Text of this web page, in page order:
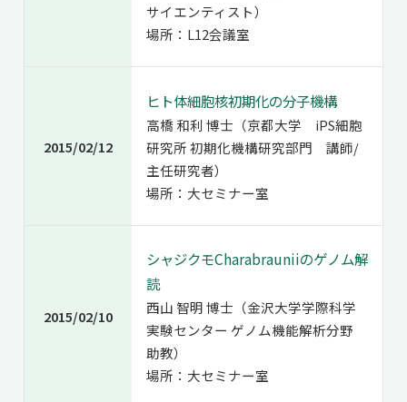
サイエンティスト）
場所：L12会議室
2015/02/12
ヒト体細胞核初期化の分子機構
高橋 和利 博士（京都大学 iPS細胞
研究所 初期化機構研究部門 講師/
主任研究者）
場所：大セミナー室
2015/02/10
シャジクモCharabrauniiのゲノム解
読
西山 智明 博士（金沢大学学際科学
実験センター ゲノム機能解析分野
助教）
場所：大セミナー室